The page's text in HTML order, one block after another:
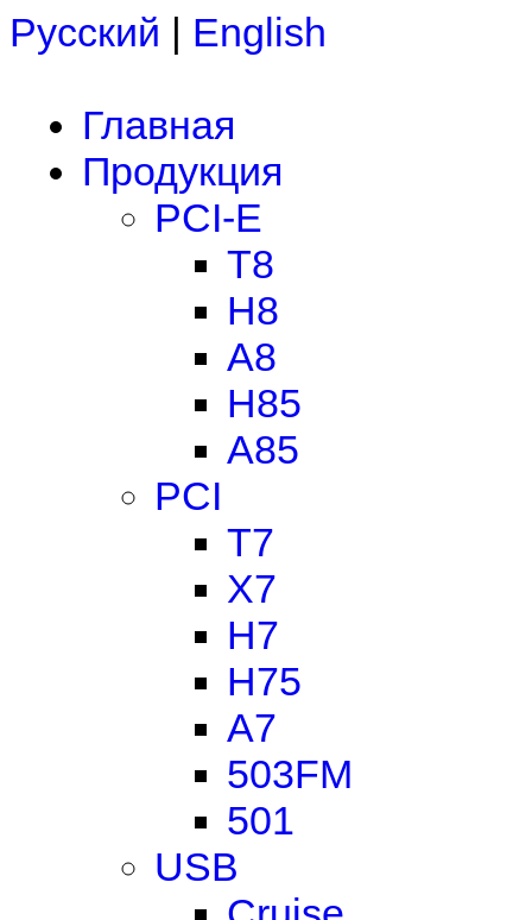
Русский | English
Главная
Продукция
PCI-E
T8
H8
A8
H85
A85
PCI
T7
X7
H7
H75
A7
503FM
501
USB